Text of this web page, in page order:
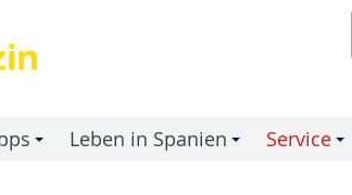
Leben in Spanien Service